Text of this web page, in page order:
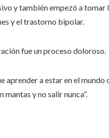
y también empezó a
y el trastorno bipolar.
fue un proceso doloroso.
aprender a estar en el
mantas y no salir nunca”.